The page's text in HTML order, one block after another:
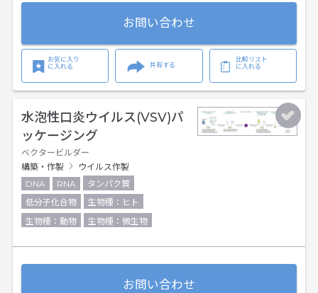
お問い合わせ
お気に入り
に入れる
共有する
比較リスト
に入れる
水泡性口炎ウイルス(VSV)パ
ッケージング
ベクタービルダー
構築・作製
ウイルス作製
DNA
RNA
タンパク質
低分子化合物
生物種：ヒト
生物種：動物
生物種：微生物
お問い合わせ